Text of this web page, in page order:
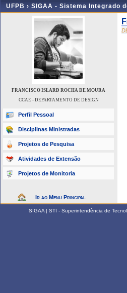
UFPB › SIGAA - Sistema Integrado
FRANCISCO ISLARD ROCHA DE MOURA
CCAE - DEPARTAMENTO DE DESIGN
Perfil Pessoal
Disciplinas Ministradas
Projetos de Pesquisa
Atividades de Extensão
Projetos de Monitoria
Ir ao Menu Principal
SIGAA | STI - Superintendência de